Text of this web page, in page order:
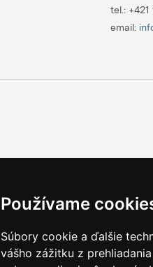
Používame
Súbory cookie a ďalšie
vášho zážitku z
tel.:
email: